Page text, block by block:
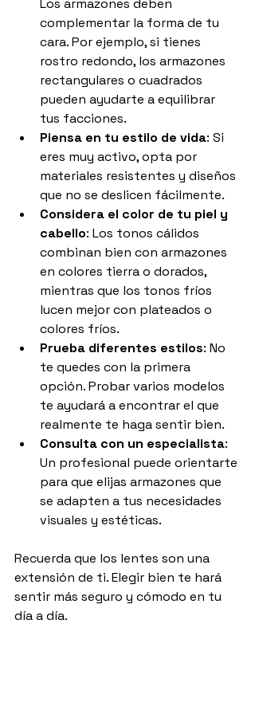
Los armazones deben
complementar la forma de tu
cara. Por ejemplo, si tienes
rostro redondo, los armazones
rectangulares o cuadrados
pueden ayudarte a equilibrar
tus facciones.
Piensa en tu estilo de vida: Si
eres muy activo, opta por
materiales resistentes y diseños
que no se deslicen fácilmente.
Considera el color de tu piel y
cabello: Los tonos cálidos
combinan bien con armazones
en colores tierra o dorados,
mientras que los tonos fríos
lucen mejor con plateados o
colores fríos.
Prueba diferentes estilos: No
te quedes con la primera
opción. Probar varios modelos
te ayudará a encontrar el que
realmente te haga sentir bien.
Consulta con un especialista:
Un profesional puede orientarte
para que elijas armazones que
se adapten a tus necesidades
visuales y estéticas.
Recuerda que los lentes son una
extensión de ti. Elegir bien te hará
sentir más seguro y cómodo en tu
día a día.